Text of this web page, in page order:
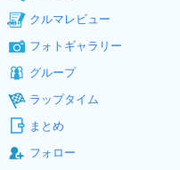
クルマレビュー
フォトギャラリー
グループ
ラップタイム
まとめ
フォロー